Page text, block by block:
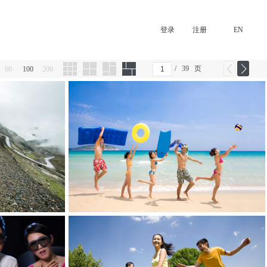
登录 注册 EN
60 100 200 / 39 页